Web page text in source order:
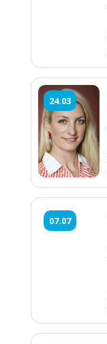
24.03
07.07